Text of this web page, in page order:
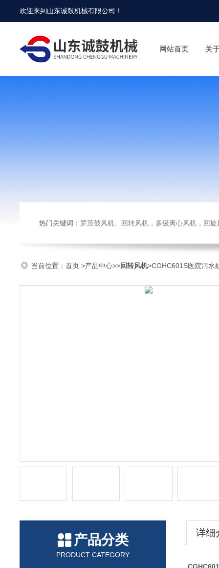
欢迎来到 山东诚鼓机械有限公司 ！
网站首页 关
热门关键词： 罗茨鼓风机、回转风机，多级离心风机，回旋风机，防腐耐磨
当前位置： 首页 >产品中心>>回转风机>CGHC601S医院污水
产品分类
PRODUCT CATEGORY
详细